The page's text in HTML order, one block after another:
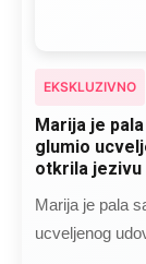
EKSKLUZIVNO
Marija je
glumio
otkrila jezivu
Marija je pala
ucveljenog